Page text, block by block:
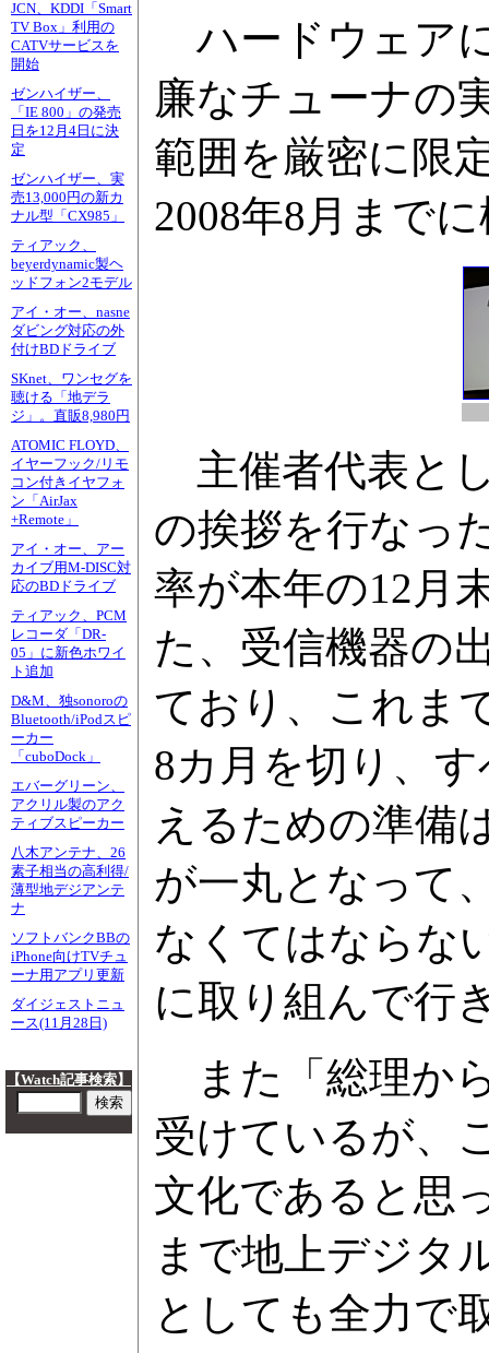
JCN、KDDI「Smart
TV Box」利用の
CATVサービスを
開始
ゼンハイザー、
「IE 800」の発売
日を12月4日に決
定
ゼンハイザー、実
売13,000円の新カ
ナル型「CX985」
ティアック、
beyerdynamic製ヘ
ッドフォン2モデル
アイ・オー、nasne
ダビング対応の外
付けBDドライブ
SKnet、ワンセグを
聴ける「地デラ
ジ」。直販8,980円
ATOMIC FLOYD、
イヤーフック/リモ
コン付きイヤフォ
ン「AirJax
+Remote」
アイ・オー、アー
カイブ用M-DISC対
応のBDドライブ
ティアック、PCM
レコーダ「DR-
05」に新色ホワイ
ト追加
D&M、独sonoroの
Bluetooth/iPodスピ
ーカー
「cuboDock」
エバーグリーン、
アクリル製のアク
ティブスピーカー
八木アンテナ、26
素子相当の高利得/
薄型地デジアンテ
ナ
ソフトバンクBBの
iPhone向けTVチュ
ーナ用アプリ更新
ダイジェストニュ
ース(11月28日)
【Watch記事検索】
ハードウェア
廉なチューナの
範囲を厳密に限
2008年8月まで
主催者代表と
の挨拶を行なっ
率が本年の12月
た、受信機器の
ており、これま
8カ月を切り、
えるための準備
が一丸となって
なくてはならな
に取り組んで行
また「総理か
受けているが、
文化であると思
まで地上デジタ
としても全力で